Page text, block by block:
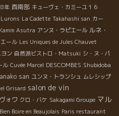
年 西南部 キューヴェ・カミーユ１６
Lurons La Cadette Takahashi san カー
Kamm Asutra アンヌ・ラピエール ルネ・
ール Les Uniques de Jules Chauvet
ン 自然派ビストロ・Matsuki シ・ヌ・パ
ル Cuvée Marcel DESCOMBES Shubidoba
san ユンヌ・トランシュ ムレシップ
Grisard salon de vin
ォワ クロ・バケ Sakagami Groupe マル
Bien Boire en Beaujolais Paris restaurant